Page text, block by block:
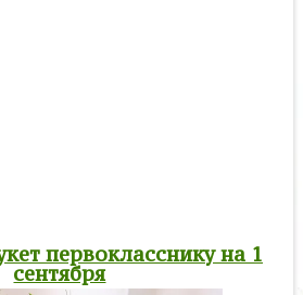
первокласснику на 1
сентября